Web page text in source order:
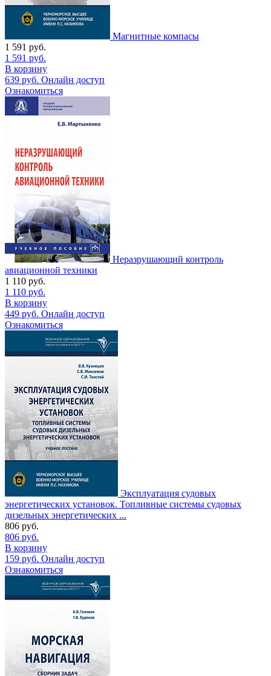
Магнитные компасы
1 591 руб.
1 591 руб.
В корзину
639 руб. Онлайн доступ
Ознакомиться
Неразрушающий контроль
авиационной техники
1 110 руб.
1 110 руб.
В корзину
449 руб. Онлайн доступ
Ознакомиться
Эксплуатация судовых
энергетических установок. Топливные системы судовых
дизельных энергетических ...
806 руб.
806 руб.
В корзину
159 руб. Онлайн доступ
Ознакомиться